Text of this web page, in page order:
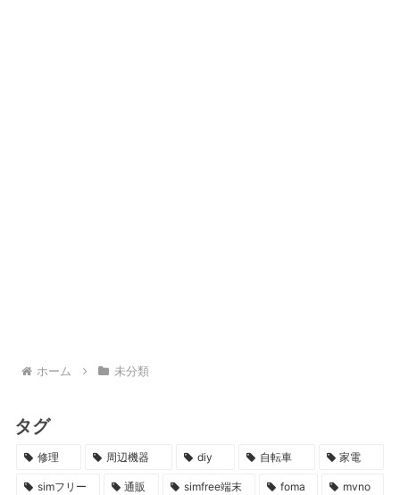
ホーム 未分類
タグ
修理 周辺機器 diy 自転車 家電
simフリー 通販 simfree端末 foma mvno